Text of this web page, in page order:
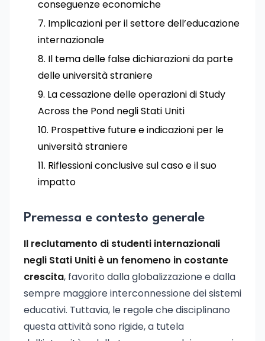
conseguenze economiche
Implicazioni per il settore dell’educazione
internazionale
Il tema delle false dichiarazioni da parte
delle università straniere
La cessazione delle operazioni di Study
Across the Pond negli Stati Uniti
Prospettive future e indicazioni per le
università straniere
Riflessioni conclusive sul caso e il suo
impatto
Premessa e contesto generale
Il reclutamento di studenti internazionali
negli Stati Uniti è un fenomeno in costante
crescita, favorito dalla globalizzazione e dalla
sempre maggiore interconnessione dei sistemi
educativi. Tuttavia, le regole che disciplinano
questa attività sono rigide, a tutela